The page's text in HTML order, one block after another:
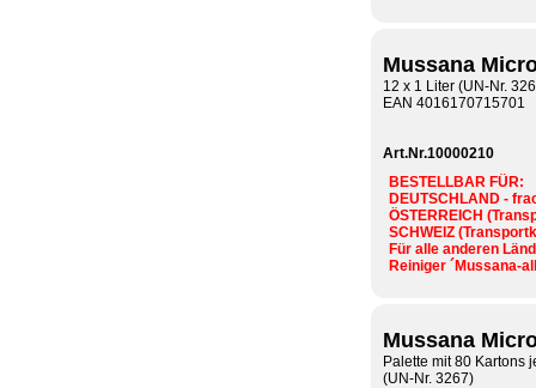
Mussana
12 x 1 Liter (UN-Nr.
EAN 4016170715701
Art.Nr.10000210
BESTELLBAR FÜR:
DEUTSCHLAND -
ÖSTERREICH
SCHWEIZ
Für alle anderen
Reiniger ´Mussana-
Mussana
Palette mit 80 Kartons
(UN-Nr. 3267)